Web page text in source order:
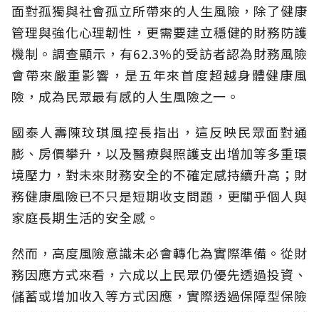
面對孤獨與社會孤立所帶來的人生風險，除了健康
管理與強化心理韌性，更需要建立穩健的財務防護
機制。調查顯示，有62.3%的受訪者認為財務風險
會帶來嚴重影響，是五年來首度超越身體健康風
險，成為民眾最有感的人生風險之一。
國泰人壽陳玟琪風控長指出，這反映民眾面對通
膨、房價攀升，以及醫療與照護支出增加等多重環
境壓力，對未來財務安全的不確定感持續升高；財
務健康風險已不只是短期收支問題，更關乎個人與
家庭長期生活的安全感。
然而，高度風險意識未必會轉化為實際準備。從財
務因應方式來看，六成以上民眾仍優先透過投資、
儲蓄或增加收入等方式因應，實際透過保障型保險